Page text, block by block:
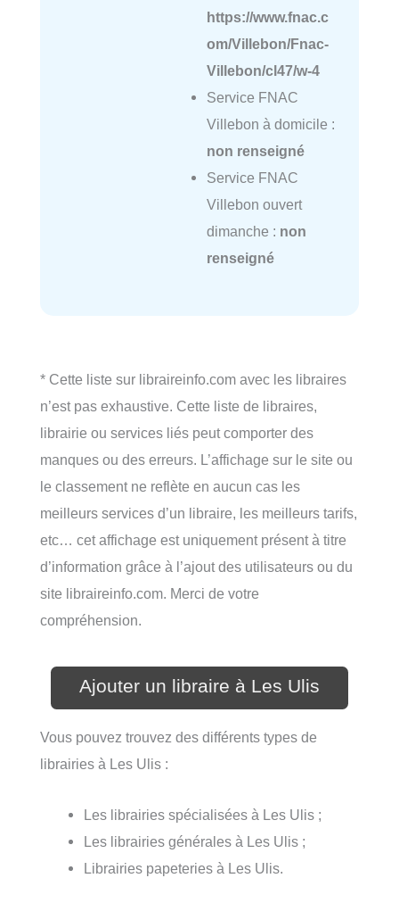
https://www.fnac.c
om/Villebon/Fnac-
Villebon/cl47/w-4
Service FNAC
Villebon à domicile :
non renseigné
Service FNAC
Villebon ouvert
dimanche : non
renseigné
* Cette liste sur libraireinfo.com avec les libraires
n’est pas exhaustive. Cette liste de libraires,
librairie ou services liés peut comporter des
manques ou des erreurs. L’affichage sur le site ou
le classement ne reflète en aucun cas les
meilleurs services d’un libraire, les meilleurs tarifs,
etc… cet affichage est uniquement présent à titre
d’information grâce à l’ajout des utilisateurs ou du
site libraireinfo.com. Merci de votre
compréhension.
Ajouter un libraire à Les Ulis
Vous pouvez trouvez des différents types de
librairies à Les Ulis :
Les librairies spécialisées à Les Ulis ;
Les librairies générales à Les Ulis ;
Librairies papeteries à Les Ulis.